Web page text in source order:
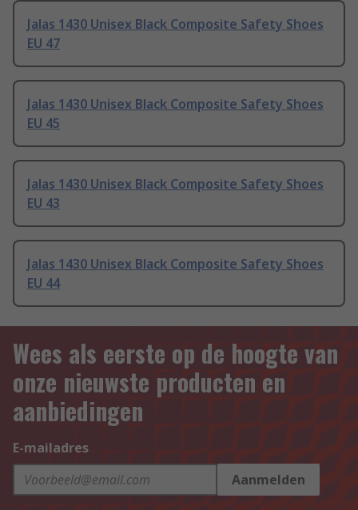
Jalas 1430 Unisex Black Composite Safety Shoes
EU 47
Jalas 1430 Unisex Black Composite Safety Shoes
EU 45
Jalas 1430 Unisex Black Composite Safety Shoes
EU 43
Jalas 1430 Unisex Black Composite Safety Shoes
EU 44
Wees als eerste op de hoogte van
onze nieuwste producten en
aanbiedingen
E-mailadres
Aanmelden